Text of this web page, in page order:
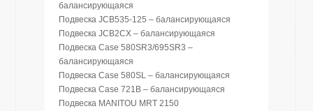
балансирующаяся
Подвеска JCB535-125 – балансирующаяся
Подвеска JCB2CX – балансирующаяся
Подвеска Case 580SR3/695SR3 –
балансирующаяся
Подвеска Case 580SL – балансирующаяся
Подвеска Case 721B – балансирующаяся
Подвеска MANITOU MRT 2150